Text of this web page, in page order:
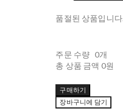
품절된 상품입니다.
주문 수량 0개
총 상품 금액 0원
구매하기
장바구니에 담기